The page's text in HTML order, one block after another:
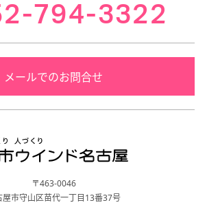
794-3322
メールでのお問合せ
〒463-0046
屋市守山区苗代一丁目13番37号